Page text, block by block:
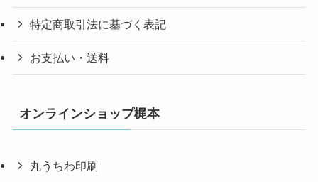
特定商取引法に基づく表記
お支払い・送料
オンラインショップ梶本
丸うちわ印刷